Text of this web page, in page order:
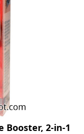
Booster, 2-in-1